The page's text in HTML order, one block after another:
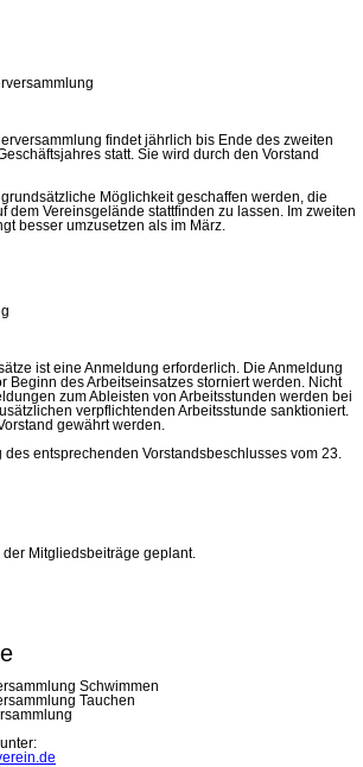
findet jährlich bis Ende des zweiten
statt. Sie wird durch den Vorstand
Möglichkeit geschaffen werden, die
dem Vereinsgelände stattfinden zu lassen. Im zweiten
besser umzusetzen als im März.
ist eine Anmeldung erforderlich. Die Anmeldung
Beginn des Arbeitseinsatzes storniert werden. Nicht
zum Ableisten von Arbeitsstunden werden bei
verpflichtenden Arbeitsstunde sanktioniert.
gewährt werden.
des entsprechenden Vorstandsbeschlusses vom 23.
Mitgliedsbeiträge geplant.
Schwimmen
Tauchen